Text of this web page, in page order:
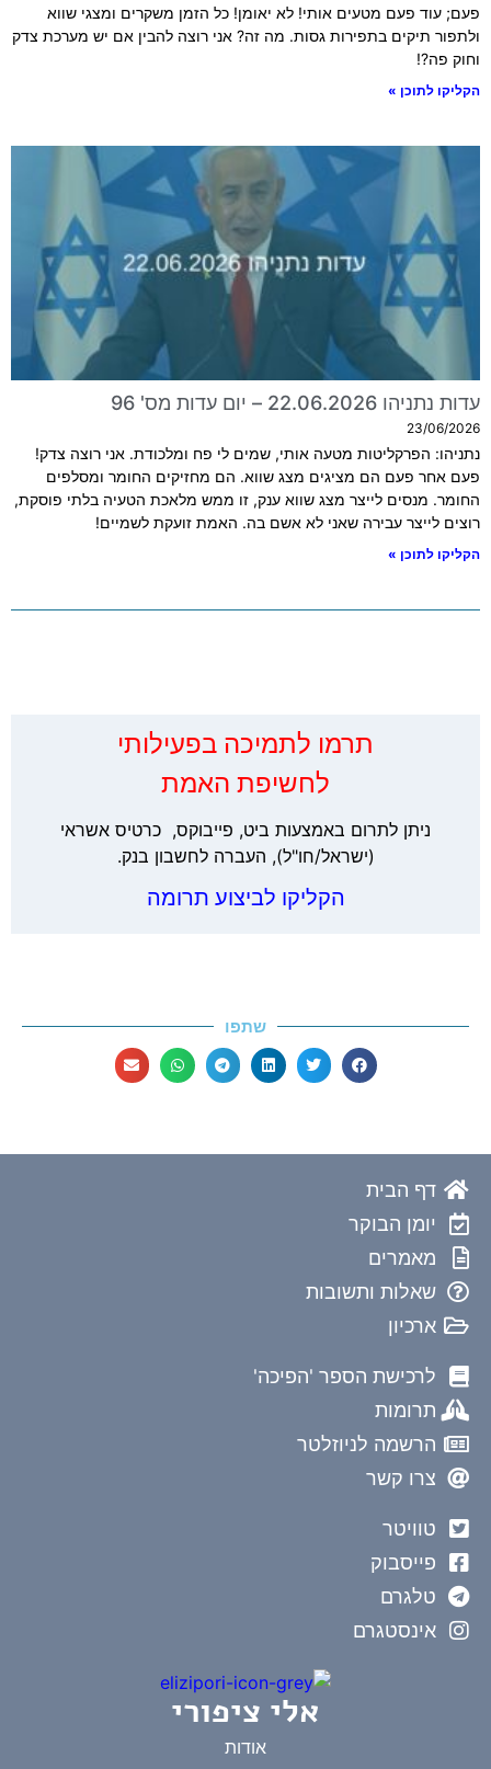
פעם; עוד פעם מטעים אותי! לא יאומן! כל הזמן משקרים ומצגי שווא
ולתפור תיקים בתפירות גסות. מה זה? אני רוצה להבין אם יש מערכת צדק
וחוק פה?!
הקליקו לתוכן »
עדות נתניהו 22.06.2026 – יום עדות מס' 96
23/06/2026
נתניהו: הפרקליטות מטעה אותי, שמים לי פח ומלכודת. אני רוצה צדק!
פעם אחר פעם הם מציגים מצג שווא. הם מחזיקים החומר ומסלפים
החומר. מנסים לייצר מצג שווא ענק, זו ממש מלאכת הטעיה בלתי פוסקת,
רוצים לייצר עבירה שאני לא אשם בה. האמת זועקת לשמיים!
הקליקו לתוכן »
‏תרמו לתמיכה בפעילותי
לחשיפת האמת
ניתן לתרום באמצעות ביט, פייבוקס, כרטיס אשראי
(ישראל/חו"ל), העברה לחשבון בנק.
הקליקו לביצוע תרומה
שתפו
דף הבית
יומן הבוקר
מאמרים
שאלות ותשובות
ארכיון
לרכישת הספר 'הפיכה'
תרומות
הרשמה לניוזלטר
צרו קשר
טוויטר
פייסבוק
טלגרם
אינסטגרם
אלי ציפורי
אודות